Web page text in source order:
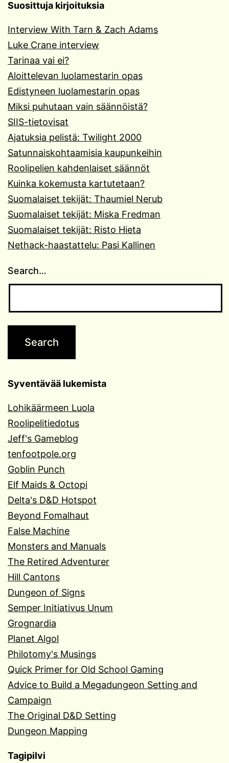
Suosittuja kirjoituksia
Interview With Tarn & Zach Adams
Luke Crane interview
Tarinaa vai ei?
Aloittelevan luolamestarin opas
Edistyneen luolamestarin opas
Miksi puhutaan vain säännöistä?
SIIS-tietovisat
Ajatuksia pelistä: Twilight 2000
Satunnaiskohtaamisia kaupunkeihin
Roolipelien kahdenlaiset säännöt
Kuinka kokemusta kartutetaan?
Suomalaiset tekijät: Thaumiel Nerub
Suomalaiset tekijät: Miska Fredman
Suomalaiset tekijät: Risto Hieta
Nethack-haastattelu: Pasi Kallinen
Search…
Syventävää lukemista
Lohikäärmeen Luola
Roolipelitiedotus
Jeff's Gameblog
tenfootpole.org
Goblin Punch
Elf Maids & Octopi
Delta's D&D Hotspot
Beyond Fomalhaut
False Machine
Monsters and Manuals
The Retired Adventurer
Hill Cantons
Dungeon of Signs
Semper Initiativus Unum
Grognardia
Planet Algol
Philotomy's Musings
Quick Primer for Old School Gaming
Advice to Build a Megadungeon Setting and
Campaign
The Original D&D Setting
Dungeon Mapping
Tagipilvi